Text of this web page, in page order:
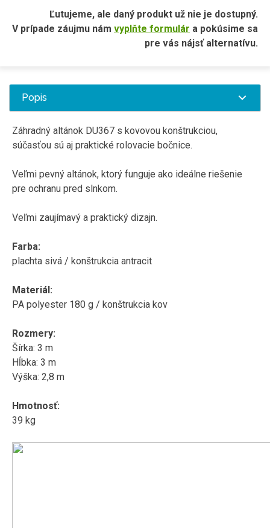
Ľutujeme, ale daný produkt už nie je dostupný.
V prípade záujmu nám vyplňte formulár a pokúsime sa
pre vás nájsť alternatívu.
Popis
Záhradný altánok DU367 s kovovou konštrukciou,
súčasťou sú aj praktické rolovacie bočnice.
Veľmi pevný altánok, ktorý funguje ako ideálne riešenie
pre ochranu pred slnkom.
Veľmi zaujímavý a praktický dizajn.
Farba:
plachta sivá / konštrukcia antracit
Materiál:
PA polyester 180 g / konštrukcia kov
Rozmery:
Šírka: 3 m
Hĺbka: 3 m
Výška: 2,8 m
Hmotnosť:
39 kg